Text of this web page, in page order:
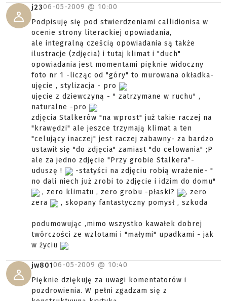
j2306-05-2009 @ 10:00
Podpisuję się pod stwierdzeniami callidionisa w
ocenie strony literackiej opowiadania,
ale integralną cześcią opowiadania są także
ilustracje (zdjęcia) i tutaj klimat i "duch"
opowiadania jest momentami pięknie widoczny
foto nr 1 -licząc od "góry" to murowana okładka-
ujęcie , stylizacja - pro
ujęcie z dziewczyną - " zatrzymane w ruchu" ,
naturalne -pro
zdjęcia Stalkerów "na wprost" już takie raczej na
"krawędzi" ale jeszce trzymają klimat a ten
"celujący inaczej" jest raczej zabawny- za bardzo
ustawił się "do zdjęcia" zamiast "do celowania" ;P
ale za jedno zdjęcie "Przy grobie Stalkera"-
uduszę !
-statyści na zdjęciu robią wrażenie- "
no dali niech już zrobi to zdjęcie i idzim do domu"
, zero klimatu , zero grobu -płaski?
, zero
zera
, skopany fantastyczny pomysł , szkoda
podumowując ,mimo wszystko kawałek dobrej
twórczości ze wzlotami i "małymi" upadkami - jak
w życiu
jw80106-05-2009 @ 10:40
Pięknie dziękuję za uwagi komentatorów i
pozdrowienia. W pełni zgadzam się z